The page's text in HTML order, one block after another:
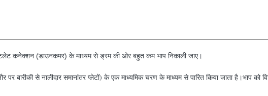
कनेक्शन (डाउनकमर) के माध्यम से ड्रम की ओर बहुत कम भाप निकाली जाए।
बारीकी से नालीदार समानांतर प्लेटों) के एक माध्यमिक चरण के माध्यम से पारित किया जाता है।भाप को